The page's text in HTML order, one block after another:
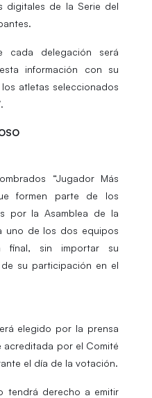
digitales de la Serie del
cada delegación será
información con su
atletas seleccionados
.
“Jugador Más
formen parte de los
por la Asamblea de la
uno de los dos equipos
final, sin importar su
su participación en el
elegido por la prensa
acreditada por el Comité
el día de la votación.
tendrá derecho a emitir